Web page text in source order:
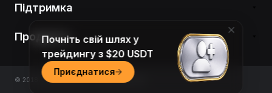
Підтримка
Продукти
© 2018-2026 Bybit.com. All rights reserved.
Почніть свій шлях у
трейдингу з $20 USDT
Приєднатися